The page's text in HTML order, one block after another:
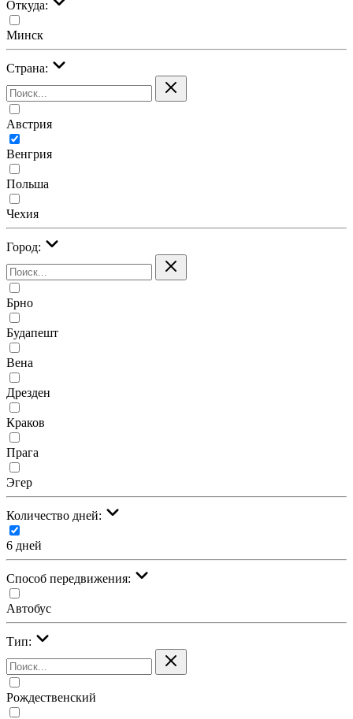
Откуда:
Минск
Страна:
Австрия
Венгрия
Польша
Чехия
Город:
Брно
Будапешт
Вена
Дрезден
Краков
Прага
Эгер
Количество дней:
6 дней
Cпособ передвижения:
Автобус
Тип:
Рождественский